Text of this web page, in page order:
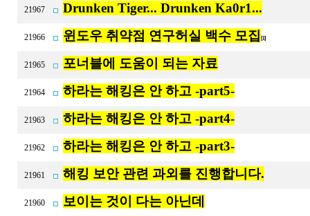
21967 Drunken Tiger... Drunken Ka0r1...
21966 윈도우 취약점 연구허실 백수 모집 [1]
21965 포너블에 도움이 되는 자료
21964 하라는 해킹은 안 하고 -part5-
21963 하라는 해킹은 안 하고 -part4-
21962 하라는 해킹은 안 하고 -part3-
21961 해킹 보안 관련 과외를 진행합니다.
21960 보이는 것이 다는 아닌데